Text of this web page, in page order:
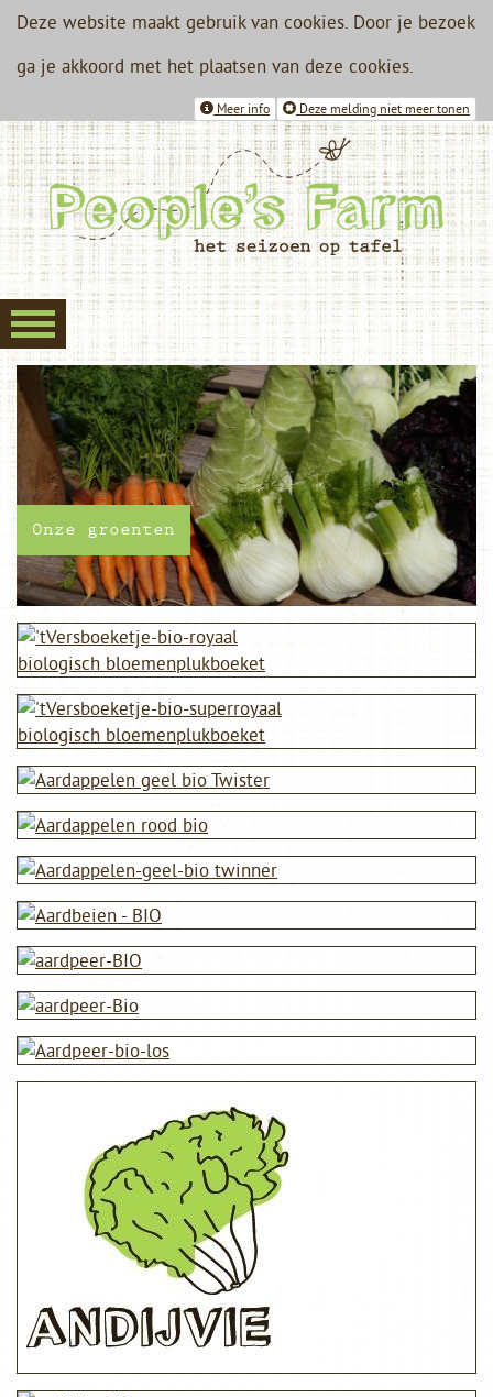
Deze website maakt gebruik van cookies. Door je bezoek
ga je akkoord met het plaatsen van deze cookies.
Deze melding niet meer tonen
Meer info
Onze groenten